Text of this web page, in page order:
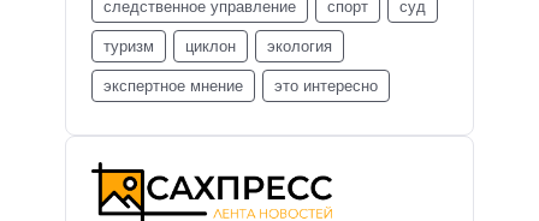
следственное управление спорт суд
туризм циклон экология
экспертное мнение это интересно